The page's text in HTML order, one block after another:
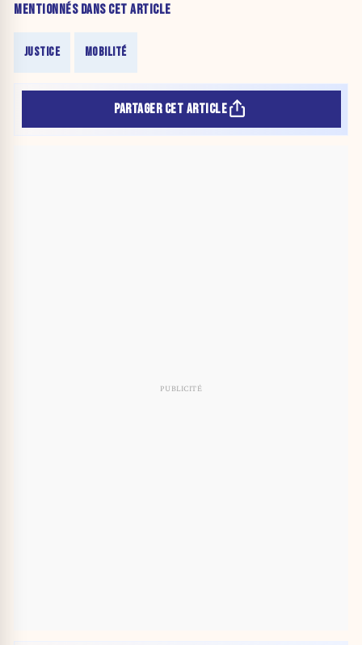
MENTIONNÉS DANS CET ARTICLE
JUSTICE MOBILITÉ
PARTAGER CET ARTICLE